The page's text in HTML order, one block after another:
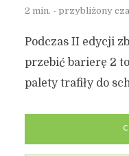
2 min. - przybliżony
Podczas II edycji
przebić barierę 2
palety trafiły do